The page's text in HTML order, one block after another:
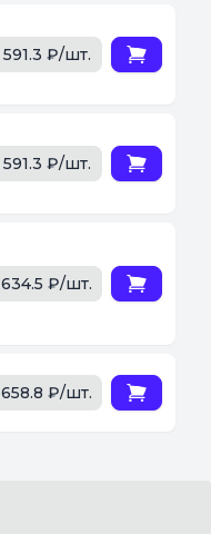
591.3 ₽/шт.
591.3 ₽/шт.
634.5 ₽/шт.
658.8 ₽/шт.